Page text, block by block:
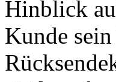
Hinblick
Kunde